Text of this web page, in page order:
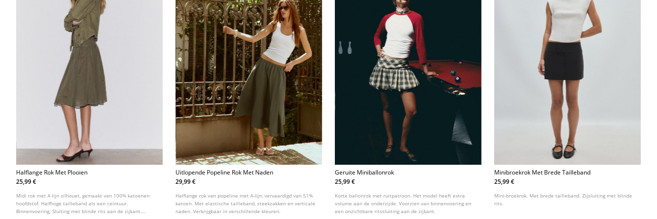
Halflange Rok Met Plooien
25,99 €
Midi rok met A lijn silhouet, gemaakt van 100% katoenen
hoofdstof. Halfhoge tailleband als een ceintuur.
Binnenvoering. Sluiting met blinde rits aan de zijkant.
Uitlopende Popeline Rok Met Naden
29,99 €
Halflange rok van popeline met A-lijn, vervaardigd van 51%
katoen. Met elastische tailleband, steekzakken en verticale
naden. Verkrijgbaar in verschillende kleuren.
Geruite Miniballonrok
25,99 €
Korte ballonrok met ruitpatroon. Het model heeft extra
volume aan de onderzijde. Voorzien van binnenvoering en
een onzichtbare ritssluiting aan de zijkant.
Minibroekrok Met Brede Tailleband
25,99 €
Mini-broekrok. Met brede tailleband. Zijsluiting met blinde
rits.